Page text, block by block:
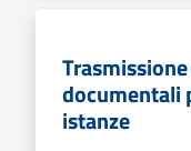
documentali
istanze